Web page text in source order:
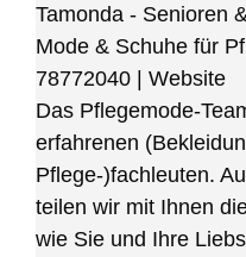
Tamonda - Senioren
Mode & Schuhe für
78772040 | Website
Das Pflegemode-
erfahrenen
Pflege-)fachleuten.
teilen wir mit Ihnen
wie Sie und Ihre